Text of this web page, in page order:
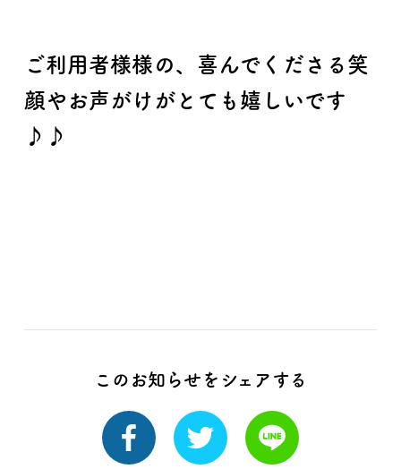
ご利用者様様の、喜んでくださる笑
顔やお声がけがとても嬉しいです
♪♪
このお知らせをシェアする